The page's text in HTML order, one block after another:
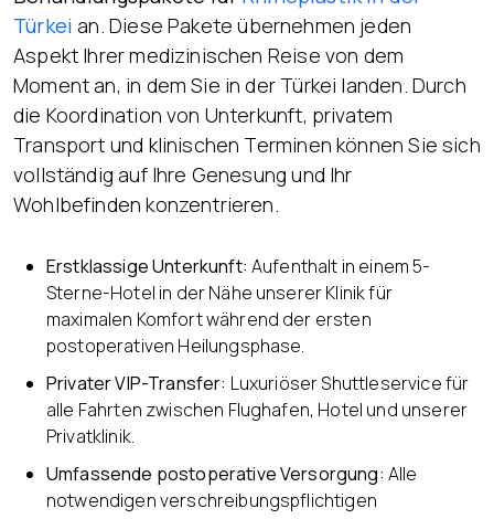
Türkei an. Diese Pakete übernehmen jeden
Aspekt Ihrer medizinischen Reise von dem
Moment an, in dem Sie in der Türkei landen. Durch
die Koordination von Unterkunft, privatem
Transport und klinischen Terminen können Sie sich
vollständig auf Ihre Genesung und Ihr
Wohlbefinden konzentrieren.
Erstklassige Unterkunft: Aufenthalt in einem 5-
Sterne-Hotel in der Nähe unserer Klinik für
maximalen Komfort während der ersten
postoperativen Heilungsphase.
Privater VIP-Transfer: Luxuriöser Shuttleservice für
alle Fahrten zwischen Flughafen, Hotel und unserer
Privatklinik.
Umfassende postoperative Versorgung: Alle
notwendigen verschreibungspflichtigen